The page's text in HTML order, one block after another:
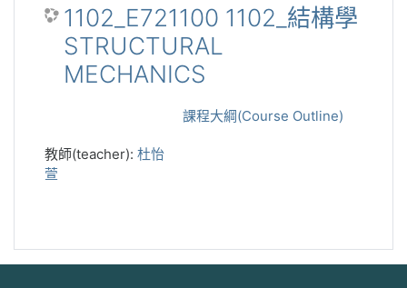
1102_E721100 1102_結構學
STRUCTURAL
MECHANICS
課程大綱(Course Outline)
教師(teacher): 杜怡
萱